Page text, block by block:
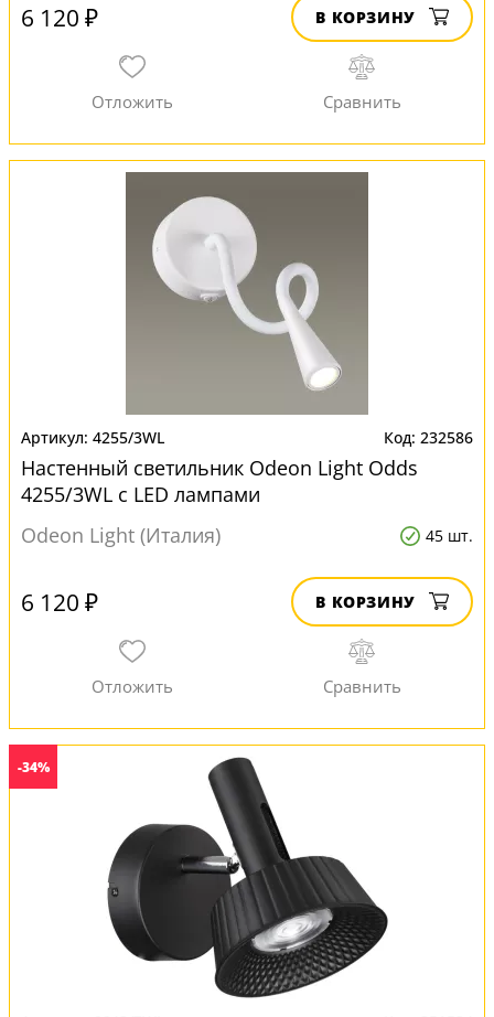
6 120 ₽ В КОРЗИНУ
4255/3WL 232586
Настенный светильник Odeon Light Odds
4255/3WL с LED лампами
Odeon Light (Италия)
45 шт.
6 120 ₽ В КОРЗИНУ
-34%